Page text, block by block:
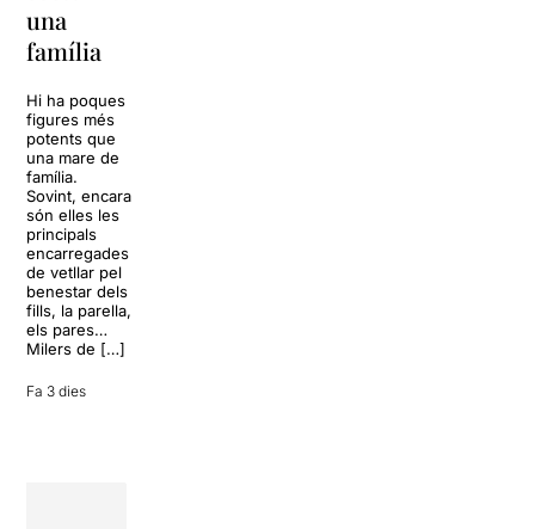
una
família
Hi ha poques
figures més
potents que
una mare de
família.
Sovint, encara
són elles les
principals
encarregades
de vetllar pel
benestar dels
fills, la parella,
els pares…
Milers de […]
Fa 3 dies